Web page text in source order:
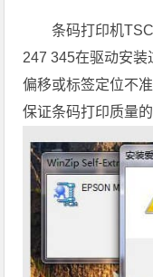
条码打印机
247 345在驱动安
偏移或标签定位不
保证条码打印质量的